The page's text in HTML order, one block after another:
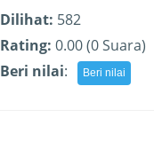
Dilihat: 582
Rating: 0.00 (0 Suara)
Beri nilai: